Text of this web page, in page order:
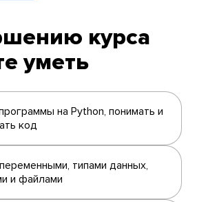
курса
уметь
на Python, понимать и
код
типами данных,
и файлами